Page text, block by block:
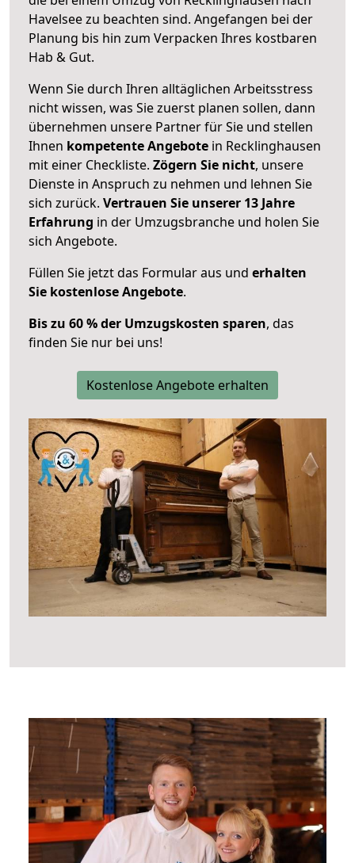
Havelsee zu beachten sind. Angefangen bei der
Planung bis hin zum Verpacken Ihres kostbaren
Hab & Gut.
Wenn Sie durch Ihren alltäglichen Arbeitsstress
nicht wissen, was Sie zuerst planen sollen, dann
übernehmen unsere Partner für Sie und stellen
Ihnen kompetente Angebote in Recklinghausen
mit einer Checkliste. Zögern Sie nicht, unsere
Dienste in Anspruch zu nehmen und lehnen Sie
sich zurück. Vertrauen Sie unserer 13 Jahre
Erfahrung in der Umzugsbranche und holen Sie
sich Angebote.
Füllen Sie jetzt das Formular aus und erhalten
Sie kostenlose Angebote.
Bis zu 60 % der Umzugskosten sparen, das
finden Sie nur bei uns!
Kostenlose Angebote erhalten